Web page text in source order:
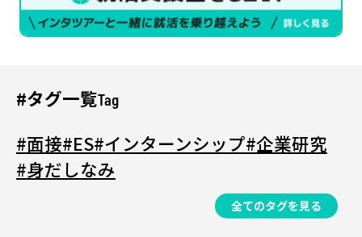
Tag
#タグ一覧
#面接#ES#インターンシップ#企業研究
#身だしなみ
全てのタグを見る